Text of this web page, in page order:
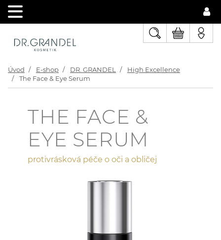
Úvod E-shop DR. GRANDEL
High Excellence
The Face & Eye Serum
THE FACE &
EYE SERUM
protivrásková péče o oči a obličej